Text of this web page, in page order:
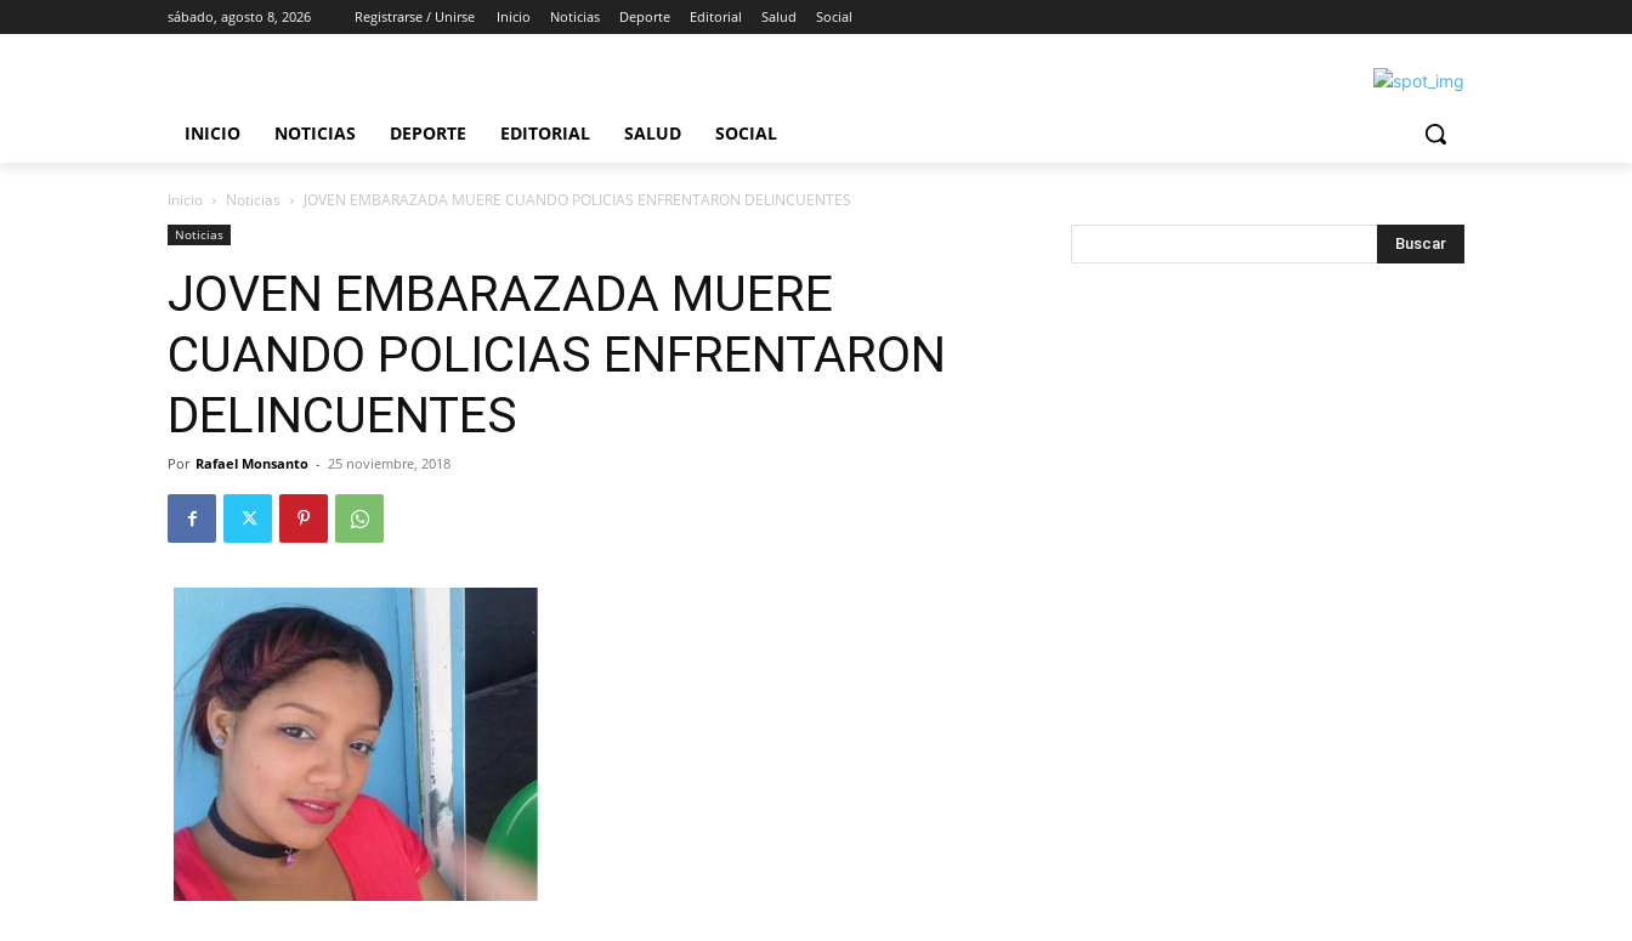
sábado, agosto 8, 2026 Registrarse / Unirse Inicio Noticias Deporte Editorial Salud Social
INICIO NOTICIAS DEPORTE EDITORIAL SALUD SOCIAL
Inicio Noticias JOVEN EMBARAZADA MUERE CUANDO POLICIAS ENFRENTARON DELINCUENTES
Noticias
JOVEN EMBARAZADA MUERE
CUANDO POLICIAS ENFRENTARON
DELINCUENTES
Por Rafael Monsanto - 25 noviembre, 2018